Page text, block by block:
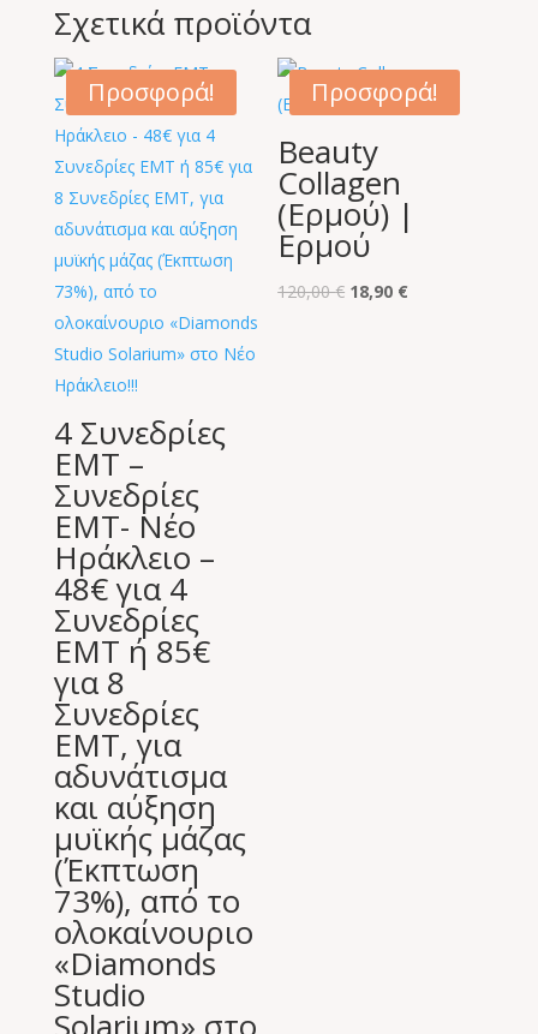
Σχετικά προϊόντα
Προσφορά!
4 Συνεδρίες
EMT –
Συνεδρίες
EMT- Νέο
Ηράκλειο –
48€ για 4
Συνεδρίες
EMT ή 85€
για 8
Συνεδρίες
EMT, για
αδυνάτισμα
και αύξηση
μυϊκής μάζας
(Έκπτωση
73%), από το
ολοκαίνουριο
«Diamonds
Studio
Προσφορά!
Beauty
Collagen
(Ερμού) |
Ερμού
120,00€ Original
18,90 €